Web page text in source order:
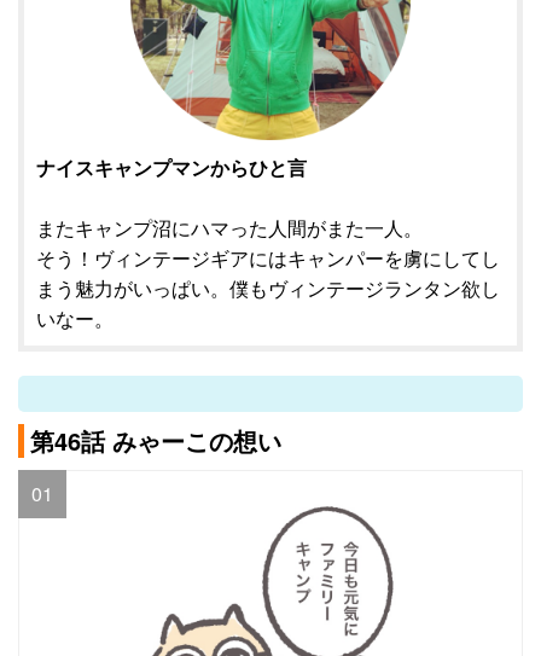
ナイスキャンプマンからひと言
またキャンプ沼にハマった人間がまた一人。
そう！ヴィンテージギアにはキャンパーを虜にしてし
まう魅力がいっぱい。僕もヴィンテージランタン欲し
いなー。
第46話 みゃーこの想い